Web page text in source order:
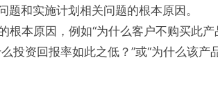
和实施计划相关问题的根本原因。
本原因，例如“为什么客户不购买此产
投资回报率如此之低？”或“为什么该产